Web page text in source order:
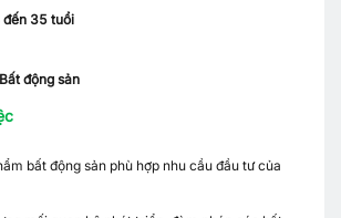
đến 35 tuổi
Bất động sản
bất động sản phù hợp nhu cầu đầu tư của